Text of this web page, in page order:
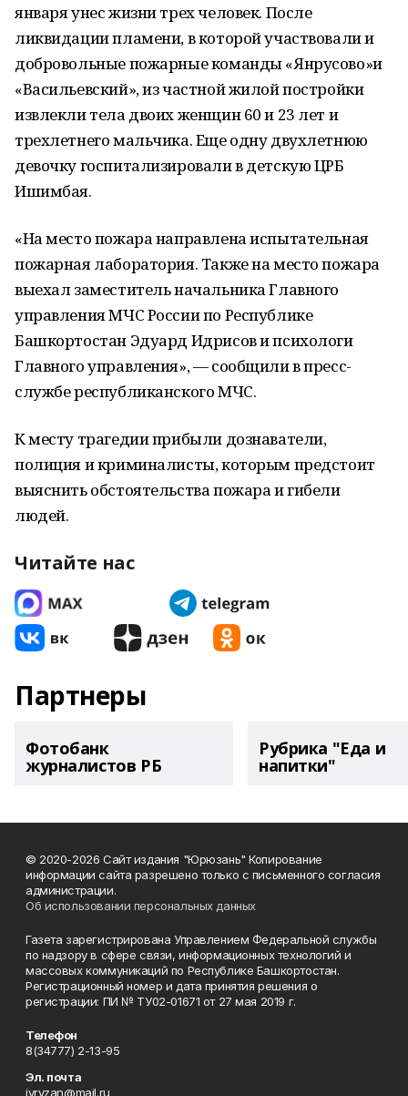
января унес жизни трех человек. После
ликвидации пламени, в которой участвовали и
добровольные пожарные команды «Янрусово»и
«Васильевский», из частной жилой постройки
извлекли тела двоих женщин 60 и 23 лет и
трехлетнего мальчика. Еще одну двухлетнюю
девочку госпитализировали в детскую ЦРБ
Ишимбая.
«На место пожара направлена испытательная
пожарная лаборатория. Также на место пожара
выехал заместитель начальника Главного
управления МЧС России по Республике
Башкортостан Эдуард Идрисов и психологи
Главного управления», — сообщили в пресс-
службе республиканского МЧС.
К месту трагедии прибыли дознаватели,
полиция и криминалисты, которым предстоит
выяснить обстоятельства пожара и гибели
людей.
Читайте нас
Партнеры
Фотобанк
журналистов РБ
Рубрика "Еда и
напитки"
© 2020-2026 Сайт издания "Юрюзань" Копирование
информации сайта разрешено только с письменного согласия
администрации.
Об использовании персональных данных
Газета зарегистрирована Управлением Федеральной службы
по надзору в сфере связи, информационных технологий и
массовых коммуникаций по Республике Башкортостан.
Регистрационный номер и дата принятия решения о
регистрации: ПИ № ТУ02-01671 от 27 мая 2019 г.
Телефон
8(34777) 2-13-95
Эл. почта
iyryzan@mail.ru